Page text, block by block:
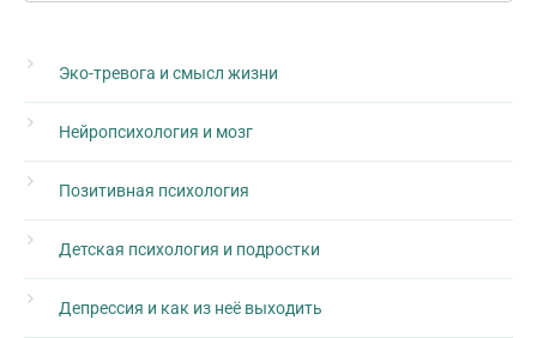
Эко-тревога и смысл жизни
Нейропсихология и мозг
Позитивная психология
Детская психология и подростки
Депрессия и как из неё выходить